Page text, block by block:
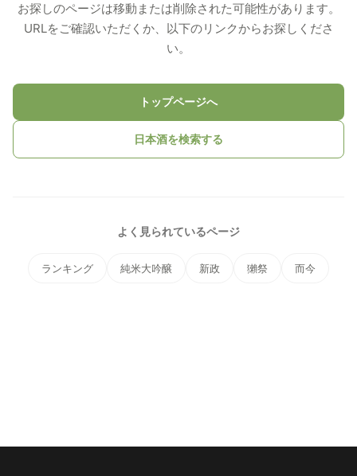
お探しのページは移動または削除された可能性があります。
URLをご確認いただくか、以下のリンクからお探しくださ
い。
トップページへ
日本酒を検索する
よく見られているページ
ランキング 純米大吟醸 新政 獺祭 而今